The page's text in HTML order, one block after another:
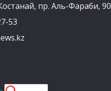
пр. Аль-Фараби, 90
53